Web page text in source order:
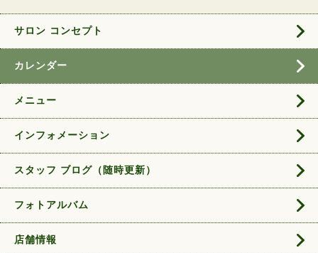
サロン コンセプト
カレンダー
メニュー
インフォメーション
スタッフ ブログ（随時更新）
フォトアルバム
店舗情報